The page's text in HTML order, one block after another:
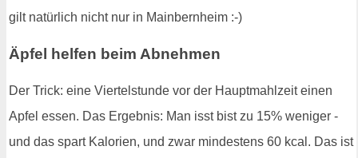
gilt natürlich nicht nur in Mainbernheim :-)
Äpfel helfen beim Abnehmen
Der Trick: eine Viertelstunde vor der Hauptmahlzeit einen
Apfel essen. Das Ergebnis: Man isst bist zu 15% weniger -
und das spart Kalorien, und zwar mindestens 60 kcal. Das ist